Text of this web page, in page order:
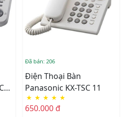
Đã bán: 206
Điện Thoại Bàn
Panasonic KX-TSC 11
★ ★ ★ ★ ★
650.000 đ